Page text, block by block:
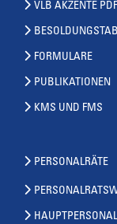
VLB AKZENTE
FORMULARE
PUBLIKATIONEN
KMS UND FMS
PERSONALRÄTE